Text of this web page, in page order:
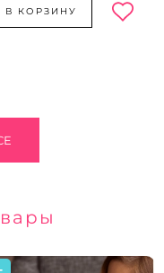
В КОРЗИНУ